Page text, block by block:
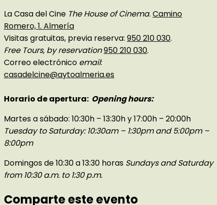
La Casa del Cine The House of Cinema. Camino
Romero, 1. Almería
Visitas gratuitas, previa reserva: 950 210 030.
Free Tours, by reservation950 210 030.
Correo electrónico email:
casadelcine@aytoalmeria.es
Horario de apertura: Opening hours:
Martes a sábado: 10:30h – 13:30h y 17:00h – 20:00h
Tuesday to Saturday: 10:30am – 1:30pm and 5:00pm –
8:00pm
Domingos de 10:30 a 13:30 horas Sundays and Saturday
from 10:30 a.m. to 1:30 p.m.
Comparte este evento